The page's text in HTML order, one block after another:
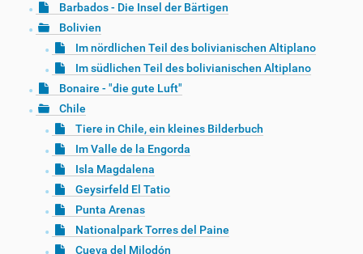
Barbados - Die Insel der Bärtigen
Bolivien
Im nördlichen Teil des bolivianischen Altiplano
Im südlichen Teil des bolivianischen Altiplano
Bonaire - "die gute Luft"
Chile
Tiere in Chile, ein kleines Bilderbuch
Im Valle de la Engorda
Isla Magdalena
Geysirfeld El Tatio
Punta Arenas
Nationalpark Torres del Paine
Cueva del Milodón